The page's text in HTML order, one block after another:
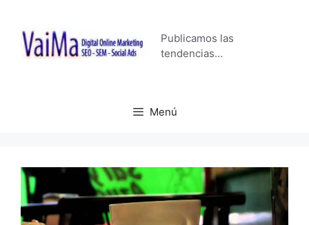
contenido
Publicamos las
tendencias…
Menú